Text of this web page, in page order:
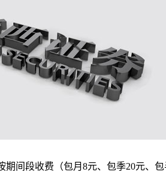
期间段收费（包月8元、包季20元、